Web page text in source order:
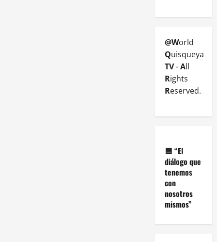
@World
Quisqueya
TV-All
Rights
Reserved.
🟦 “El
diálogo que
tenemos
con
nosotros
mismos”